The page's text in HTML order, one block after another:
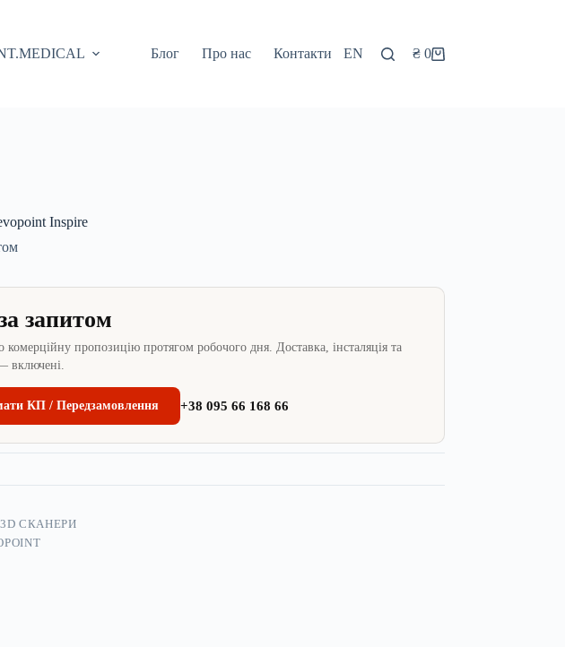
Блог Про нас Контакти EN Кошик
₴0
Inspire
запитом
комерційну пропозицію протягом робочого дня. Доставка, інсталяція та
включені.
КП / Передзамовлення +38 095 66 168 66
3D СКАНЕРИ